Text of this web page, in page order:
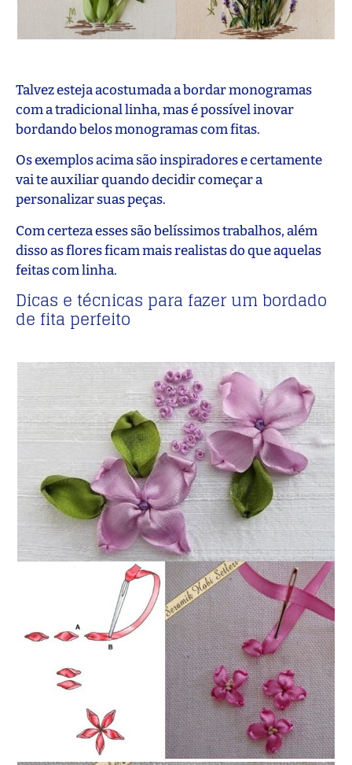
Talvez esteja acostumada a bordar monogramas
com a tradicional linha, mas é possível inovar
bordando belos monogramas com fitas.
Os exemplos acima são inspiradores e certamente
vai te auxiliar quando decidir começar a
personalizar suas peças.
Com certeza esses são belíssimos trabalhos, além
disso as flores ficam mais realistas do que aquelas
feitas com linha.
Dicas e técnicas para fazer um bordado
de fita perfeito